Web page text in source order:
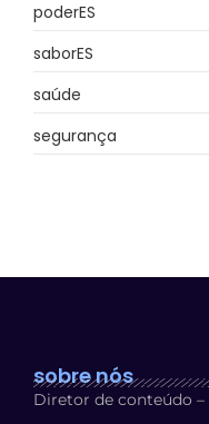
poderES
saborES
saúde
segurança
sobre nós
Diretor de conteúdo –